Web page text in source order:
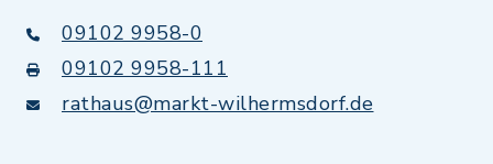
09102 9958-0
09102 9958-111
rathaus@markt-wilhermsdorf.de